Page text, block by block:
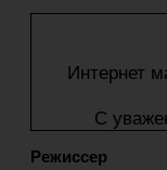
Интернет
С
Режиссер